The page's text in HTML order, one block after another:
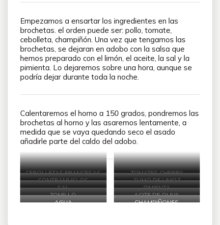
Empezamos a ensartar los ingredientes en las
brochetas. el orden puede ser: pollo, tomate,
cebolleta, champiñón. Una vez que tengamos las
brochetas, se dejaran en adobo con la salsa que
hemos preparado con el limón, el aceite, la sal y la
pimienta. Lo dejaremos sobre una hora, aunque se
podría dejar durante toda la noche.
Calentaremos el horno a 150 grados, pondremos las
brochetas al horno y las asaremos lentamente, a
medida que se vaya quedando seco el asado
añadirle parte del caldo del adobo.
CEBOLLETAS FRANCESAS
TOMATES CHERRY
CONTRAMUSLOS
ZUMO DE LIMOZ
SAL
PIMIENTA
TOMILLO
ACITE DE OLIVA
AGUA
CHAMPIÑONES